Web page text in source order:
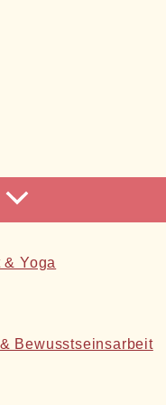
Yoga
Bewusstseinsarbeit